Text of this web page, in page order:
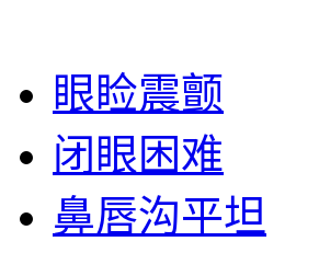
眼睑震颤
闭眼困难
鼻唇沟平坦